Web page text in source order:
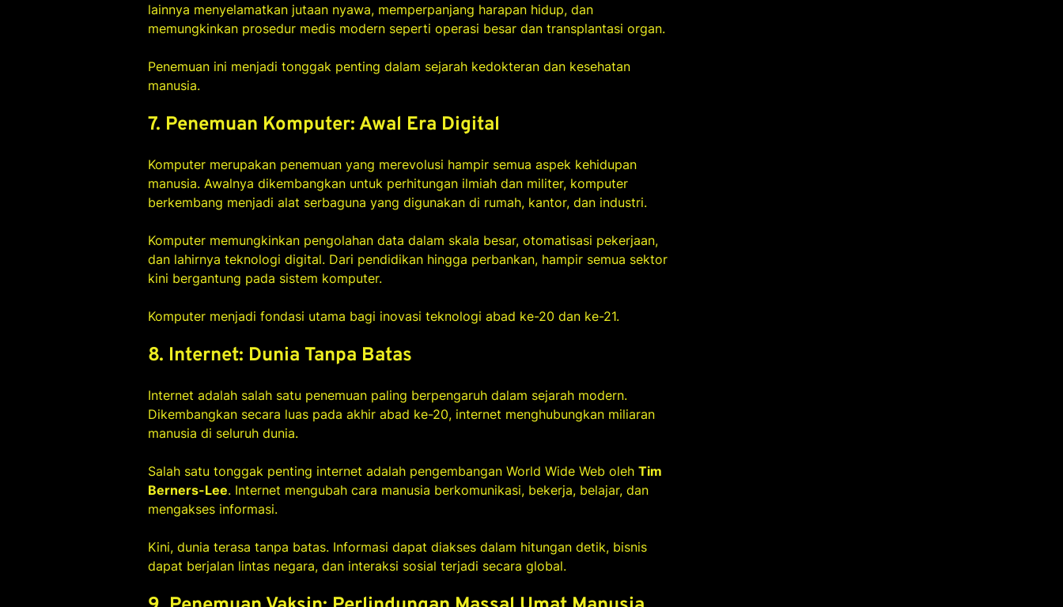
lainnya menyelamatkan jutaan nyawa, memperpanjang harapan hidup, dan
memungkinkan prosedur medis modern seperti operasi besar dan transplantasi organ.
Penemuan ini menjadi tonggak penting dalam sejarah kedokteran dan kesehatan
manusia.
7. Penemuan Komputer: Awal Era Digital
Komputer merupakan penemuan yang merevolusi hampir semua aspek kehidupan
manusia. Awalnya dikembangkan untuk perhitungan ilmiah dan militer, komputer
berkembang menjadi alat serbaguna yang digunakan di rumah, kantor, dan industri.
Komputer memungkinkan pengolahan data dalam skala besar, otomatisasi pekerjaan,
dan lahirnya teknologi digital. Dari pendidikan hingga perbankan, hampir semua sektor
kini bergantung pada sistem komputer.
Komputer menjadi fondasi utama bagi inovasi teknologi abad ke-20 dan ke-21.
8. Internet: Dunia Tanpa Batas
Internet adalah salah satu penemuan paling berpengaruh dalam sejarah modern.
Dikembangkan secara luas pada akhir abad ke-20, internet menghubungkan miliaran
manusia di seluruh dunia.
Salah satu tonggak penting internet adalah pengembangan World Wide Web oleh Tim
Berners-Lee. Internet mengubah cara manusia berkomunikasi, bekerja, belajar, dan
mengakses informasi.
Kini, dunia terasa tanpa batas. Informasi dapat diakses dalam hitungan detik, bisnis
dapat berjalan lintas negara, dan interaksi sosial terjadi secara global.